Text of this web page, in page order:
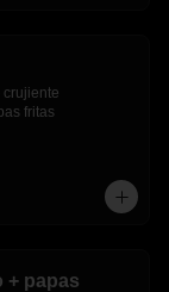
fritas
+ papas